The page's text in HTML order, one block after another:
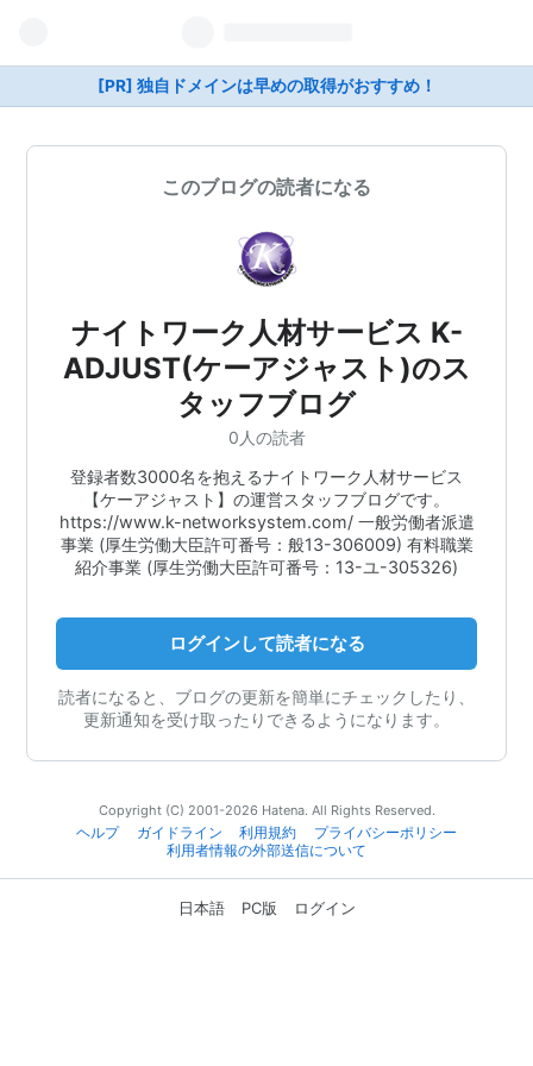
[PR] 独自ドメインは早めの取得がおすすめ！
このブログの読者になる
ナイトワーク人材サービス K-
ADJUST(ケーアジャスト)のス
タッフブログ
0人の読者
登録者数3000名を抱えるナイトワーク人材サービス
【ケーアジャスト】の運営スタッフブログです。
https://www.k-networksystem.com/ 一般労働者派遣
事業 (厚生労働大臣許可番号：般13-306009) 有料職業
紹介事業 (厚生労働大臣許可番号：13-ユ-305326)
ログインして読者になる
読者になると、ブログの更新を簡単にチェックしたり、
更新通知を受け取ったりできるようになります。
Copyright (C) 2001-2026 Hatena. All Rights Reserved.
ヘルプ
ガイドライン 利用規約
プライバシーポリシー
利用者情報の外部送信について
日本語 PC版 ログイン